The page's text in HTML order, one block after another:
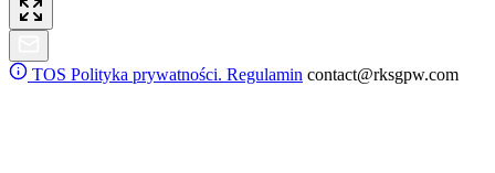
TOS Polityka prywatności. Regulamin contact@rksgpw.com